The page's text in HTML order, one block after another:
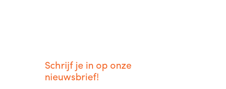
Schrijf je in op onze
nieuwsbrief!